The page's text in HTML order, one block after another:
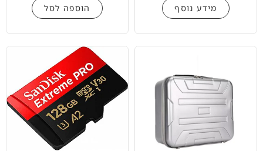
מידע נוסף הוספה לסל